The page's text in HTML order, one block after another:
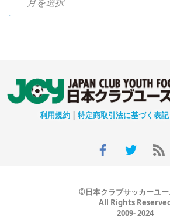
利用規約 | 特定商取引法に基づく表記
©日本クラブサッカーユ
All Rights
2009- 2024